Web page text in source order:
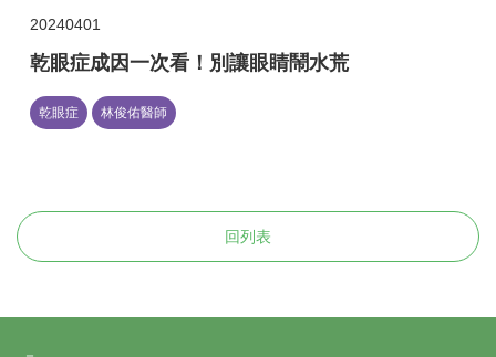
20240401
乾眼症成因一次看！別讓眼睛鬧水荒
乾眼症 林俊佑醫師
回列表